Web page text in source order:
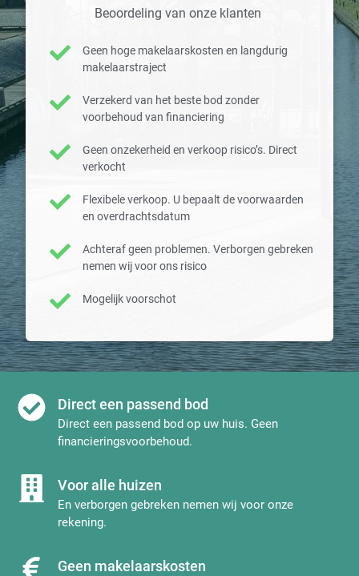
Beoordeling van onze klanten
Geen hoge makelaarskosten en langdurig
makelaarstraject
Verzekerd van het beste bod zonder
voorbehoud van financiering
Geen onzekerheid en verkoop risico’s. Direct
verkocht
Flexibele verkoop. U bepaalt de voorwaarden
en overdrachtsdatum
Achteraf geen problemen. Verborgen gebreken
nemen wij voor ons risico
Mogelijk voorschot
Direct een passend bod
Direct een passend bod op uw huis. Geen
financieringsvoorbehoud.
Voor alle huizen
En verborgen gebreken nemen wij voor onze
rekening.
Geen makelaarskosten